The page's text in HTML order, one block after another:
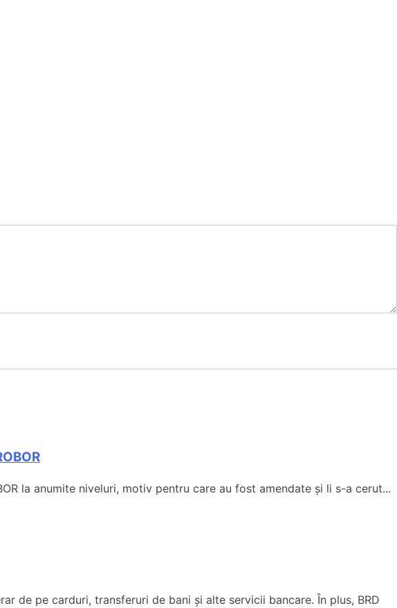
la anumite niveluri, motiv pentru care au fost amendate și li s-a cerut...
de pe carduri, transferuri de bani și alte servicii bancare. În plus, BRD